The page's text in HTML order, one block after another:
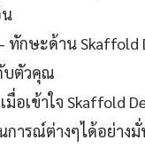
น
กษะด้าน Skaffold
บตัวคุณ
มื่อเข้าใจ Skaffold
ารณ์ต่างๆได้อย่างมั่